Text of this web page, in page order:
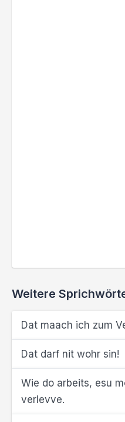
Weitere
Dat maach ich zum
Dat darf nit wohr sin!
Wie do arbeits, esu
verlevve.